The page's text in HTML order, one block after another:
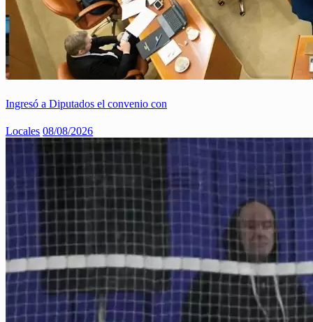
Ingresó a Diputados el convenio con
Locales 08/08/2026